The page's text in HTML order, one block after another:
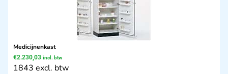
Medicijnenkast
€2.230,03 incl. btw
1843 excl. btw